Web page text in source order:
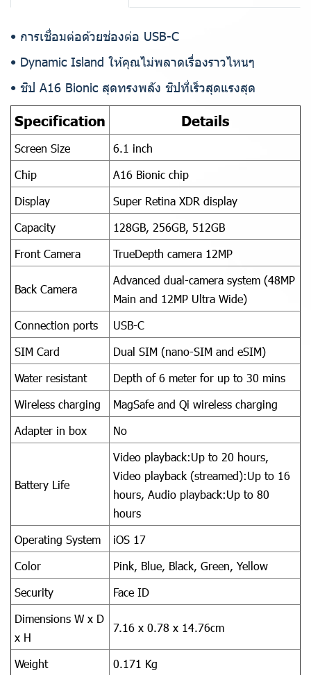
• การเชื่อมต่อด้วยช่องต่อ USB-C
• Dynamic Island ให้คุณไม่พลาดเรื่องราวไหนๆ
• ชิป A16 Bionic สุดทรงพลัง ชิปที่เร็วสุดแรงสุด
Specification Details
Screen Size
6.1 inch
Chip
A16 Bionic chip
Display
Super Retina XDR display
Capacity
128GB, 256GB, 512GB
Front Camera
TrueDepth camera 12MP
Back Camera
Advanced dual-camera system (48MP
Main and 12MP Ultra Wide)
Connection ports
USB-C
SIM Card
Dual SIM (nano-SIM and eSIM)
Water resistant
Depth of 6 meter for up to 30 mins
Wireless charging
MagSafe and Qi wireless charging
Adapter in box
No
Battery Life
Video playback:Up to 20 hours,
Video playback (streamed):Up to 16
hours, Audio playback:Up to 80
hours
Operating System
iOS 17
Color
Pink, Blue, Black, Green, Yellow
Security
Face ID
Dimensions W x D
x H
7.16 x 0.78 x 14.76cm
Weight
0.171 Kg